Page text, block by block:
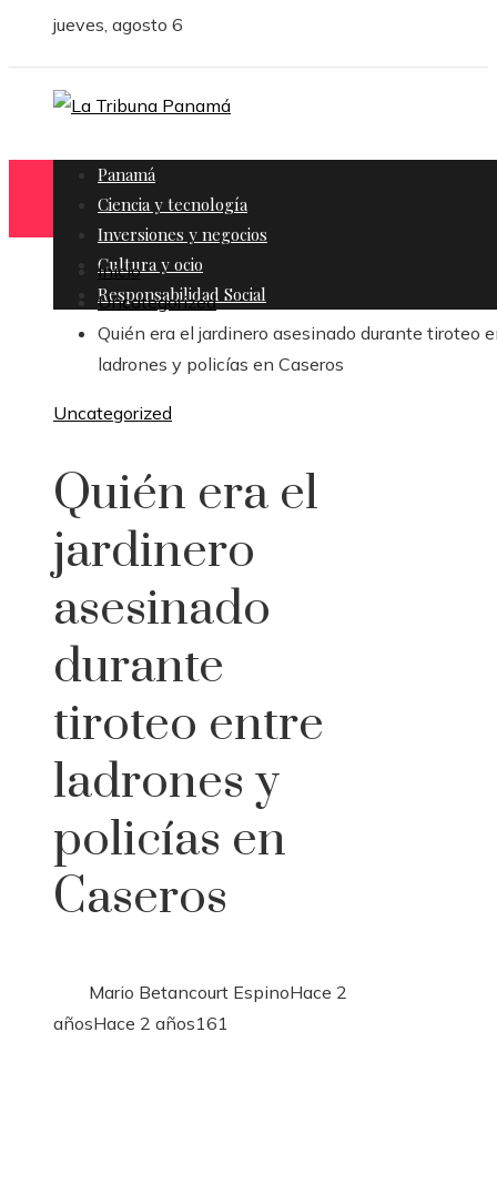
jueves, agosto 6
Panamá
Ciencia y tecnología
Inversiones y negocios
Cultura y ocio
Responsabilidad Social
Inicio
Uncategorized
Quién era el jardinero asesinado durante tiroteo
ladrones y policías en Caseros
Uncategorized
Quién era el
jardinero
asesinado
durante
tiroteo entre
ladrones y
policías en
Caseros
Mario Betancourt EspinoHace 2
añosHace 2 años161